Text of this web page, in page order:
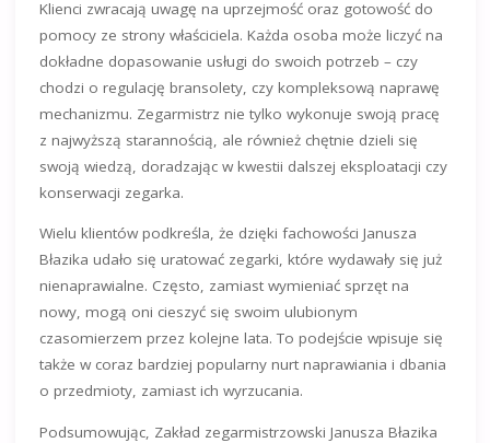
Klienci zwracają uwagę na uprzejmość oraz gotowość do
pomocy ze strony właściciela. Każda osoba może liczyć na
dokładne dopasowanie usługi do swoich potrzeb – czy
chodzi o regulację bransolety, czy kompleksową naprawę
mechanizmu. Zegarmistrz nie tylko wykonuje swoją pracę
z najwyższą starannością, ale również chętnie dzieli się
swoją wiedzą, doradzając w kwestii dalszej eksploatacji czy
konserwacji zegarka.
Wielu klientów podkreśla, że dzięki fachowości Janusza
Błazika udało się uratować zegarki, które wydawały się już
nienaprawialne. Często, zamiast wymieniać sprzęt na
nowy, mogą oni cieszyć się swoim ulubionym
czasomierzem przez kolejne lata. To podejście wpisuje się
także w coraz bardziej popularny nurt naprawiania i dbania
o przedmioty, zamiast ich wyrzucania.
Podsumowując, Zakład zegarmistrzowski Janusza Błazika